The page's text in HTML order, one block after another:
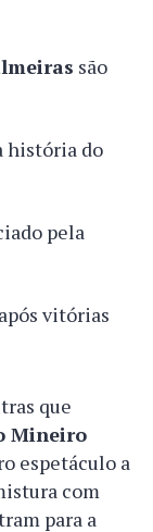
são
história do
pela
vitórias
que
Mineiro
espetáculo a
com
para a